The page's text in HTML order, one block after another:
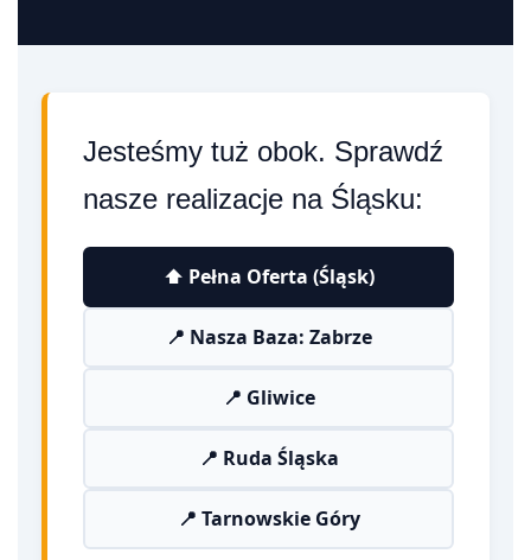
Jesteśmy tuż obok. Sprawdź
nasze realizacje na Śląsku:
⬆️ Pełna Oferta (Śląsk)
📍 Nasza Baza: Zabrze
📍 Gliwice
📍 Ruda Śląska
📍 Tarnowskie Góry